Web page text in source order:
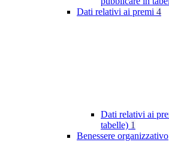
Dati relativi ai premi 4
Dati relativi ai
tabelle) 1
Benessere organizzativo